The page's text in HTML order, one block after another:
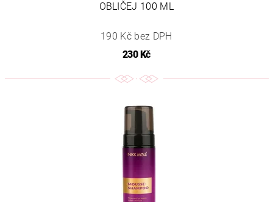
OBLIČEJ 100 ML
190 Kč bez DPH
230 Kč